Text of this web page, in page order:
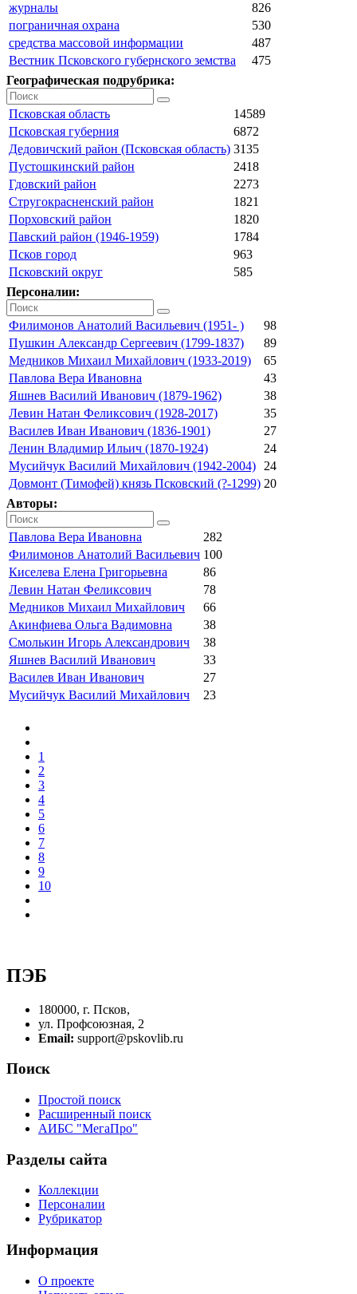
журналы
826
пограничная охрана
530
средства массовой информации
487
Вестник Псковского губернского земства
475
Географическая подрубрика:
Псковская область
14589
Псковская губерния
6872
Дедовичский район (Псковская область) 3135
Пустошкинский район
2418
Гдовский район
2273
Стругокрасненский район
1821
Порховский район
1820
Павский район (1946-1959)
1784
Псков город
963
Псковский округ
585
Персоналии:
Филимонов Анатолий Васильевич (1951- )
98
Пушкин Александр Сергеевич (1799-1837)
89
Медников Михаил Михайлович (1933-2019)
65
Павлова Вера Ивановна
43
Яшнев Василий Иванович (1879-1962)
38
Левин Натан Феликсович (1928-2017)
35
Василев Иван Иванович (1836-1901)
27
Ленин Владимир Ильич (1870-1924)
24
Мусийчук Василий Михайлович (1942-2004)
24
Довмонт (Тимофей) князь Псковский (?-1299) 20
Авторы:
Павлова Вера Ивановна
282
Филимонов Анатолий Васильевич 100
Киселева Елена Григорьевна
86
Левин Натан Феликсович
78
Медников Михаил Михайлович
66
Акинфиева Ольга Вадимовна
38
Смолькин Игорь Александрович
38
Яшнев Василий Иванович
33
Василев Иван Иванович
27
Мусийчук Василий Михайлович
23
1
2
3
4
5
6
7
8
9
10
ПЭБ
180000, г. Псков,
ул. Профсоюзная, 2
Email: support@pskovlib.ru
Поиск
Простой поиск
Расширенный поиск
АИБС "МегаПро"
Разделы сайта
Коллекции
Персоналии
Рубрикатор
Информация
О проекте